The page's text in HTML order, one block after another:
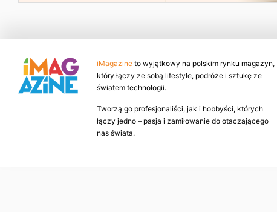
iMagazine to wyjątkowy na polskim rynku magazyn,
który łączy ze sobą lifestyle, podróże i sztukę ze
światem technologii.
Tworzą go profesjonaliści, jak i hobbyści, których
łączy jedno – pasja i zamiłowanie do otaczającego
nas świata.